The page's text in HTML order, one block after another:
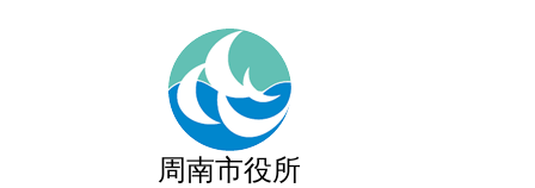
周南市役所